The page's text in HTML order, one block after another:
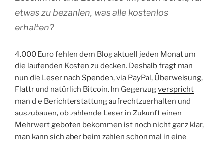
etwas zu bezahlen, was alle kostenlos
erhalten?
4.000 Euro fehlen dem Blog aktuell jeden Monat um
die laufenden Kosten zu decken. Deshalb fragt man
nun die Leser nach Spenden, via PayPal, Überweisung,
Flattr und natürlich Bitcoin. Im Gegenzugverspricht
man die Berichterstattung aufrechtzuerhalten und
auszubauen, ob zahlende Leser in Zukunft einen
Mehrwert geboten bekommen ist noch nicht ganz klar,
man kann sich aber beim zahlen schon mal in eine